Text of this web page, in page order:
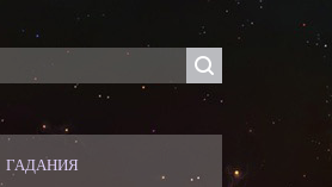
ГАДАНИЯ